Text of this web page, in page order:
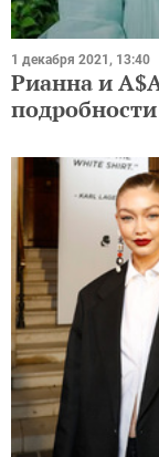
1 декабря 2021, 13:40
Рианна и
подробности